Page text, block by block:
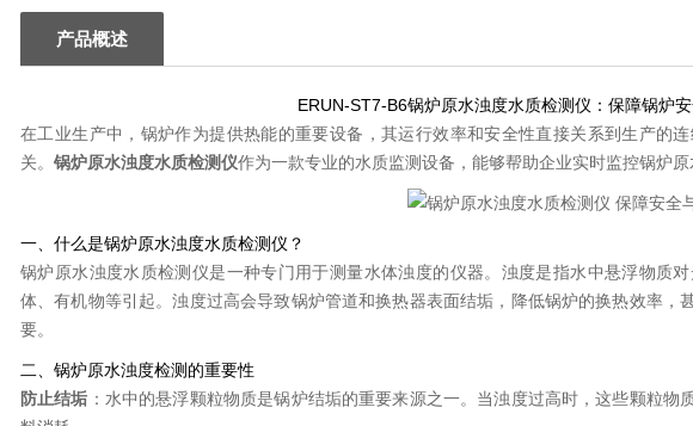
产品概述
ERUN-ST7-B6锅炉原水浊度水质检测仪：保障锅炉
在工业生产中，锅炉作为提供热能的重要设备，其运行效率和安全性直接关系到生产的
关。 锅炉原水浊度水质检测仪作为一款专业的水质监测设备，能够帮助企业实时监控锅炉
一、什么是锅炉原水浊度水质检测仪？
锅炉原水浊度水质检测仪是一种专门用于测量水体浊度的仪器。浊度是指水中悬浮物质
体、有机物等引起。浊度过高会导致锅炉管道和换热器表面结垢，降低锅炉的换热效率
要。
二、锅炉原水浊度检测的重要性
防止结垢 ：水中的悬浮颗粒物质是锅炉结垢的重要来源之一。当浊度过高时，这些颗粒